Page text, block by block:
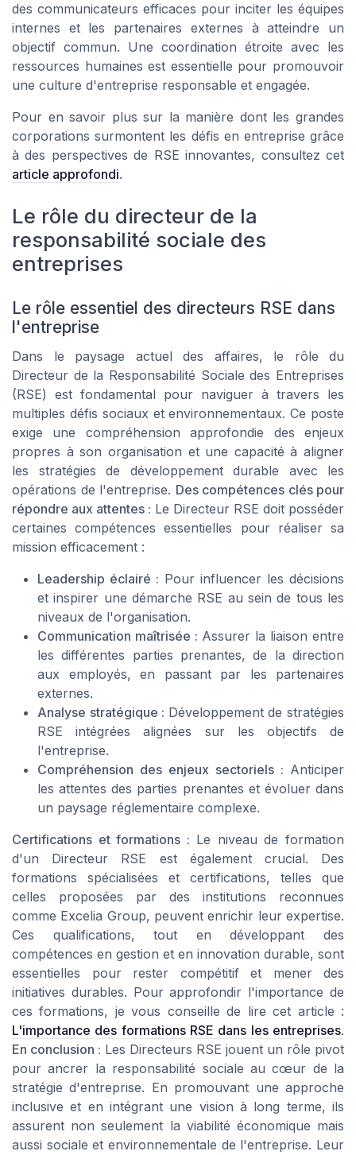
des communicateurs efficaces pour inciter les équipes
internes et les partenaires externes à atteindre un
objectif commun. Une coordination étroite avec les
ressources humaines est essentielle pour promouvoir
une culture d'entreprise responsable et engagée.
Pour en savoir plus sur la manière dont les grandes
corporations surmontent les défis en entreprise grâce
à des perspectives de RSE innovantes, consultez cet
article approfondi.
Le rôle du directeur de la
responsabilité sociale des
entreprises
Le rôle essentiel des directeurs RSE dans
l'entreprise
Dans le paysage actuel des affaires, le rôle du
Directeur de la Responsabilité Sociale des Entreprises
(RSE) est fondamental pour naviguer à travers les
multiples défis sociaux et environnementaux. Ce poste
exige une compréhension approfondie des enjeux
propres à son organisation et une capacité à aligner
les stratégies de développement durable avec les
opérations de l'entreprise. Des compétences clés pour
répondre aux attentes : Le Directeur RSE doit posséder
certaines compétences essentielles pour réaliser sa
mission efficacement :
Leadership éclairé : Pour influencer les décisions
et inspirer une démarche RSE au sein de tous les
niveaux de l'organisation.
Communication maîtrisée : Assurer la liaison entre
les différentes parties prenantes, de la direction
aux employés, en passant par les partenaires
externes.
Analyse stratégique : Développement de stratégies
RSE intégrées alignées sur les objectifs de
l'entreprise.
Compréhension des enjeux sectoriels : Anticiper
les attentes des parties prenantes et évoluer dans
un paysage réglementaire complexe.
Certifications et formations : Le niveau de formation
d'un Directeur RSE est également crucial. Des
formations spécialisées et certifications, telles que
celles proposées par des institutions reconnues
comme Excelia Group, peuvent enrichir leur expertise.
Ces qualifications, tout en développant des
compétences en gestion et en innovation durable, sont
essentielles pour rester compétitif et mener des
initiatives durables. Pour approfondir l'importance de
ces formations, je vous conseille de lire cet article :
L'importance des formations RSE dans les entreprises.
En conclusion : Les Directeurs RSE jouent un rôle pivot
pour ancrer la responsabilité sociale au cœur de la
stratégie d'entreprise. En promouvant une approche
inclusive et en intégrant une vision à long terme, ils
assurent non seulement la viabilité économique mais
aussi sociale et environnementale de l'entreprise. Leur